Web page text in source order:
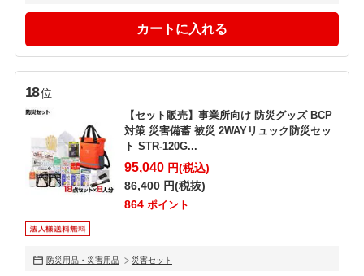
18位
【セット販売】事業所向け 防災グッズ BCP
対策 災害備蓄 被災 2WAYリュック防災セッ
ト STR-120G...
95,040円(税込)
86,400円(税抜)
864 ポイント
防災用品・災害用品 災害セット